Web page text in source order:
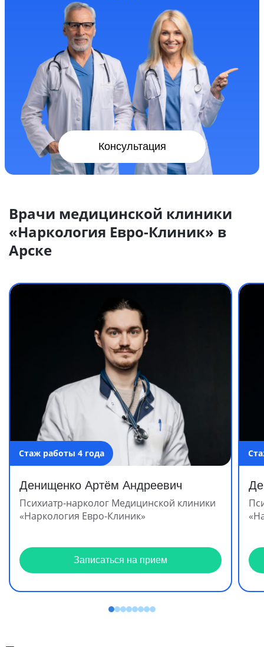
Консультация
Врачи медицинской клиники
«Наркология Евро-Клиник» в
Арске
Стаж работы 4 года
Денищенко Артём Андреевич
Психиатр-нарколог Медицинской клиники
«Наркология Евро-Клиник»
Записаться на прием